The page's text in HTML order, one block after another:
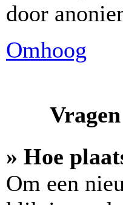
door
Omhoog
» Hoe
Om een